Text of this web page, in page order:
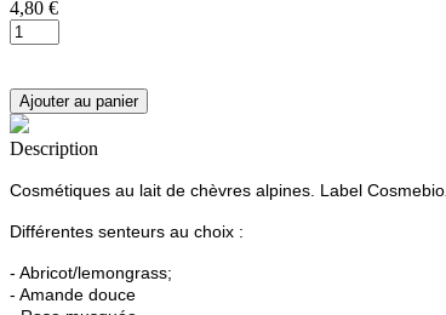
4,80 €
Description
Cosmétiques au lait de chèvres alpines. Label Cosmebio
Différentes senteurs au choix :
- Abricot/lemongrass;
- Amande douce